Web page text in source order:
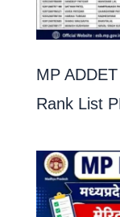
MP
Rank List